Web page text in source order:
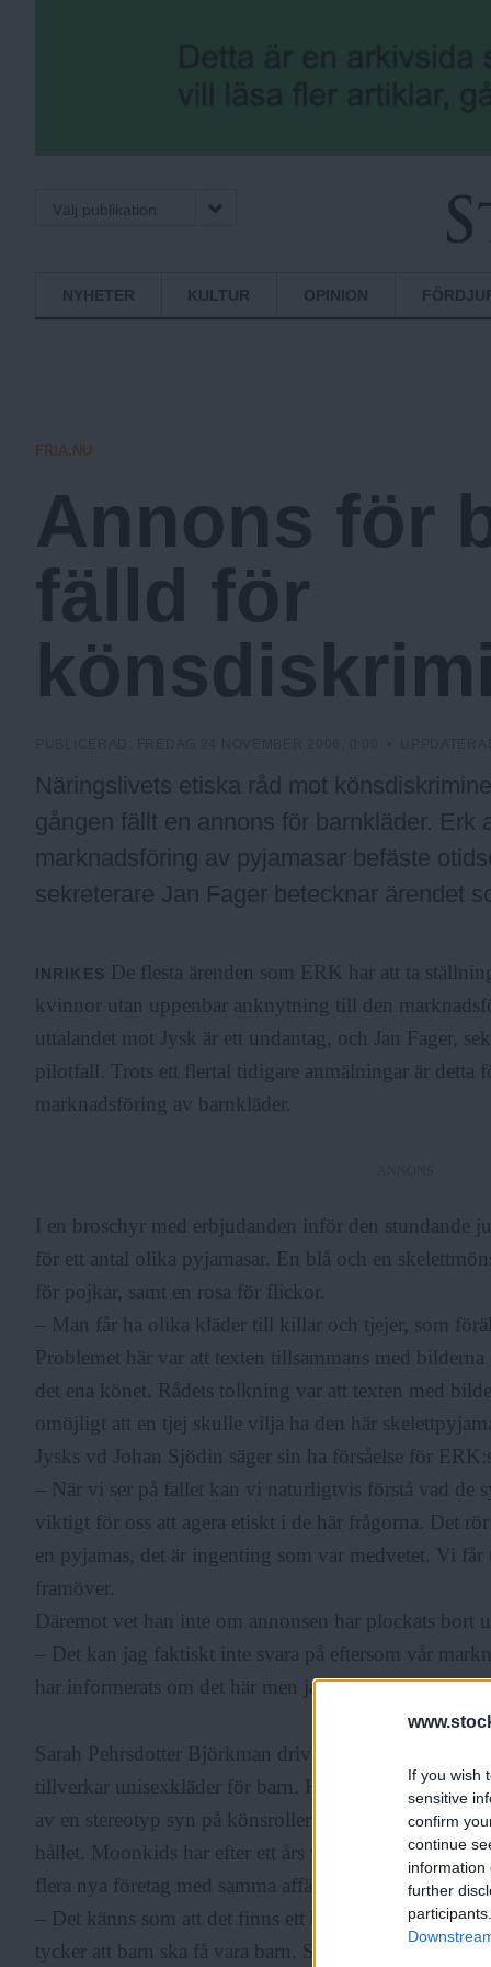
If you wish
sensitive
confirm
continue
information
further
Välj publikation
S
o
c
k
h
o
l
m
s
F
r
i
a
NYHETER KULTUR OPINION
FRIA.NU
Annons för
fälld för
Näringslivets etiska råd mot
gången fällt en annons för barnkläder. Erk
marknadsföring av pyjamasar befäste
sekreterare Jan Fager betecknar ärendet
INRIKES De flesta ärenden som ERK har att ta
kvinnor utan uppenbar anknytning till den
uttalandet mot Jysk är ett undantag, och Jan Fager,
pilotfall. Trots ett flertal tidigare anmälningar är detta
marknadsföring av barnkläder.
I en broschyr med erbjudanden inför den stundande
för ett antal olika pyjamasar. En blå och en
för pojkar, samt en rosa för flickor.
– Man får ha olika kläder till killar och tjejer, som
Problemet här var att texten tillsammans med
det ena könet. Rådets tolkning var att texten med
omöjligt att en tjej skulle vilja ha den här
Jysks vd Johan Sjödin säger sin ha försåelse för
– När vi ser på fallet kan vi naturligtvis förstå vad de
viktigt för oss att agera etiskt i de här frågorna. Det
en pyjamas, det är ingenting som var medvetet. Vi får
framöver.
Däremot vet han inte om annonsen har plockats bort
– Det kan jag faktiskt inte svara på eftersom vår
har informerats om det här men jag vet inte om de
Sarah Pehrsdotter Björkman driver sedan ett år
tillverkar unisexkläder för barn. Hon beskriver de
av en stereotyp syn på könsroller och barnkläder.
hållet. Moonkids har efter ett års verksamhet ett
flera nya företag med samma affärsidé har sett dagens
– Det känns som att det finns ett behov. Många är
tycker att barn ska få vara barn. Särskilt när det gäller